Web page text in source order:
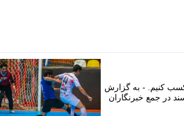
کسب کنیم. - به گزارش
در جمع خبرنگاران